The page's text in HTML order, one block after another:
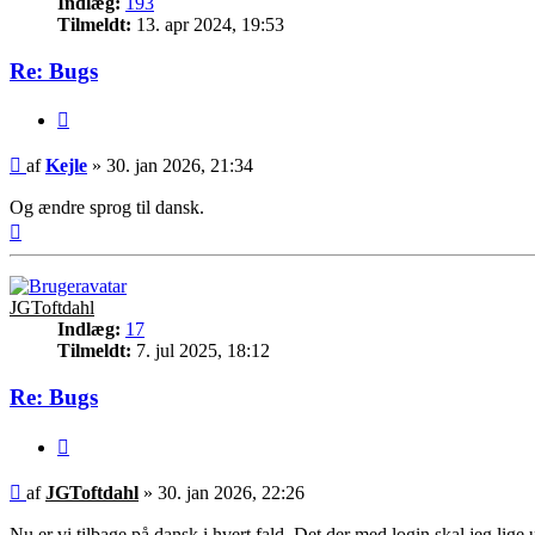
Tilmeldt: 13. apr 2024, 19:53
Re: Bugs
Indlæg
afKejle » 30. jan 2026, 21:34
Og ændre sprog til dansk.
JGToftdahl
Indlæg: 17
Tilmeldt: 7. jul 2025, 18:12
Re: Bugs
Indlæg
afJGToftdahl » 30. jan 2026, 22:26